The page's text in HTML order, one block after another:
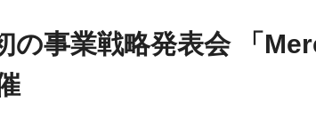
の事業戦略発表会 「